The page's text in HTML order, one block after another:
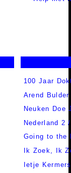
100 Jaar
Arend Bulder
Neuken Doe
Nederland 2
Going to the
Ik Zoek, Ik
Ietje Kermers